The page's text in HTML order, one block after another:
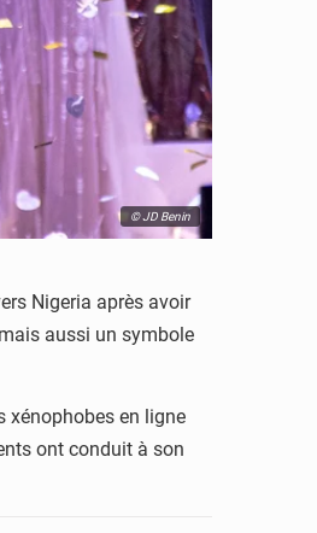
© JD Benin
Nigeria après avoir
aussi un symbole
xénophobes en ligne
ont conduit à son